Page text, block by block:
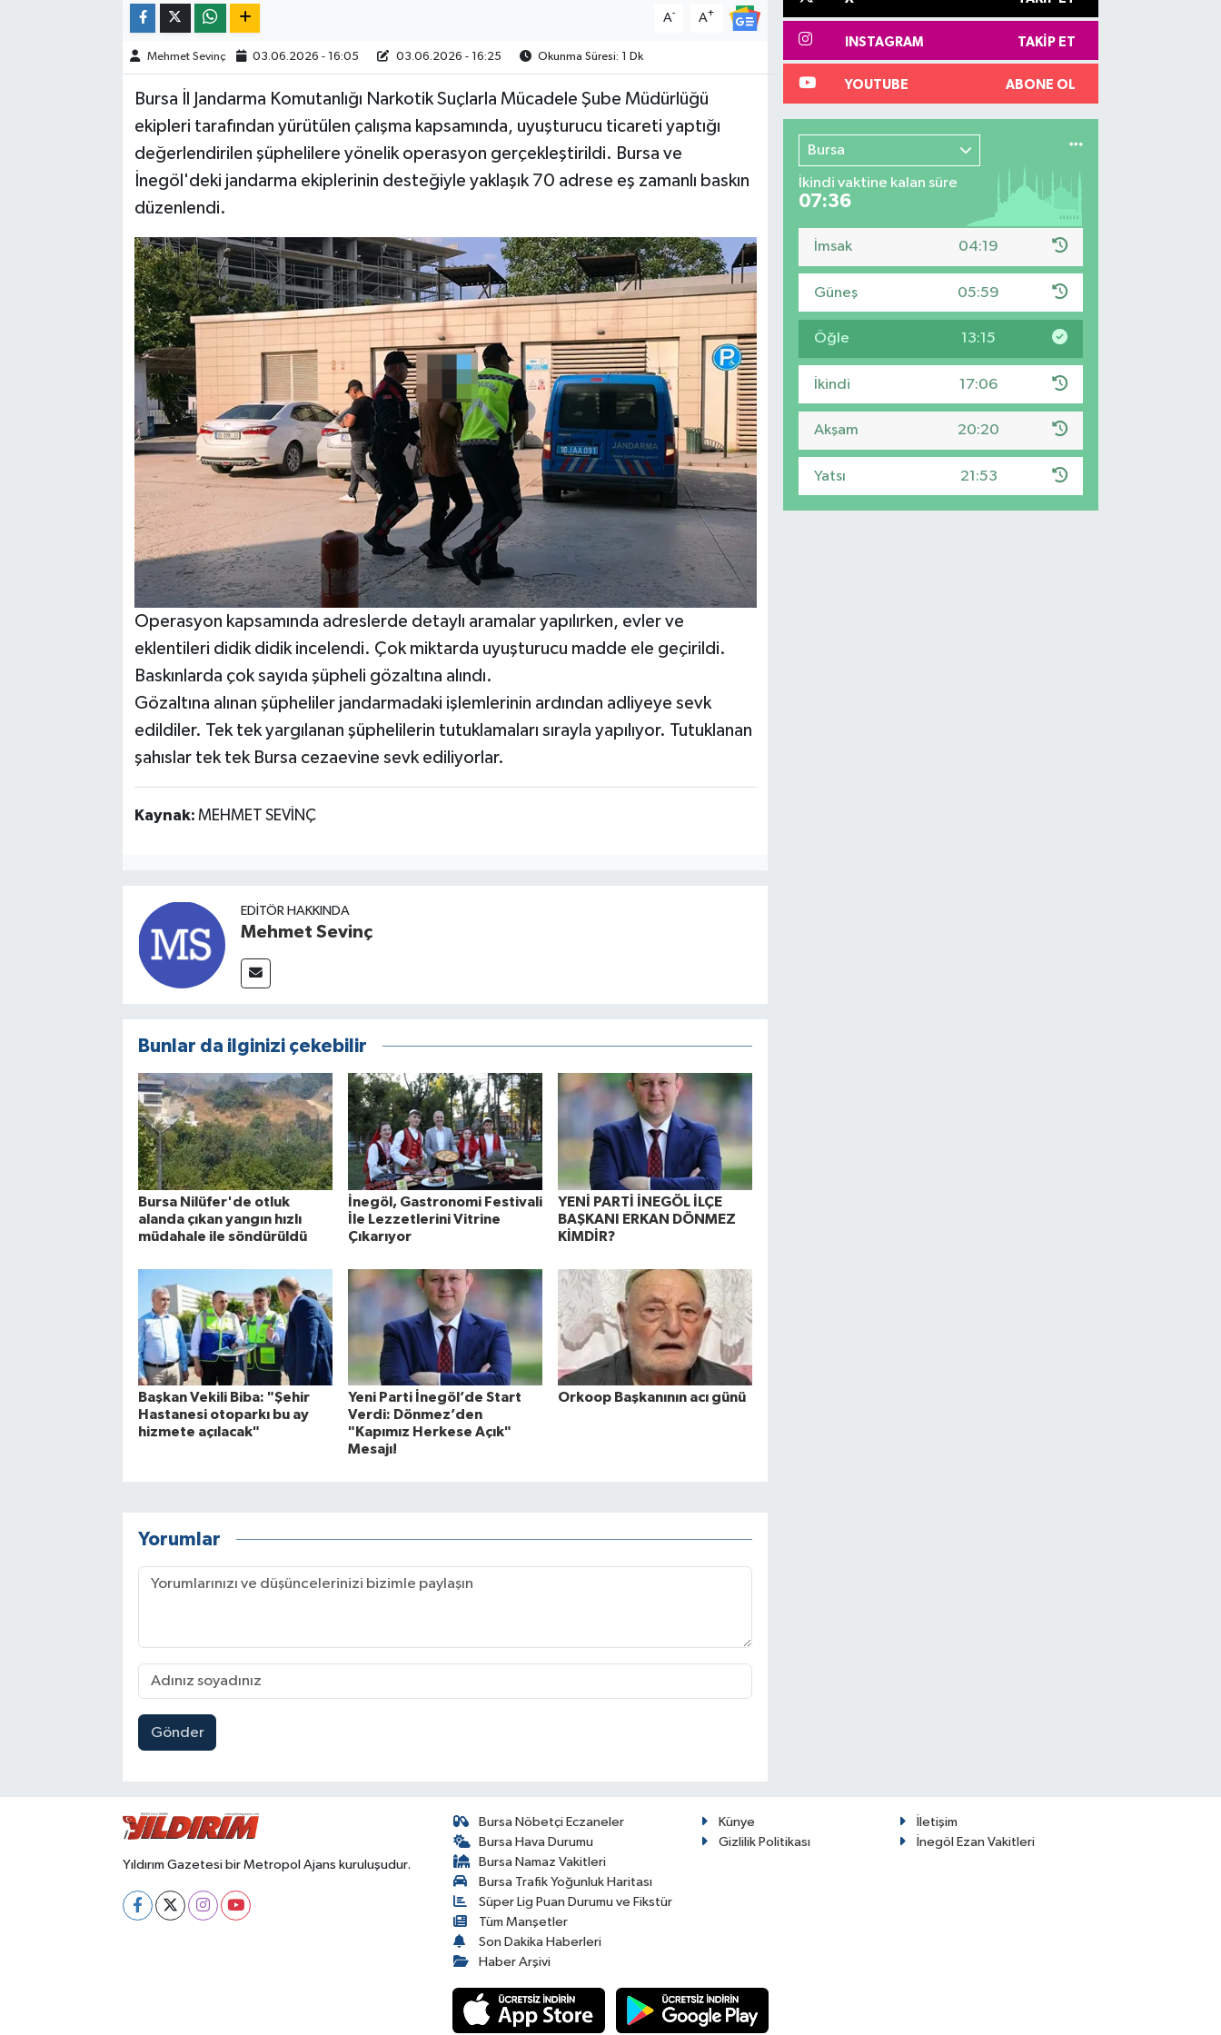
A- A+
Mehmet Sevinç 03.06.2026 - 16:05 03.06.2026 - 16:25 Okunma Süresi: 1 Dk
Bursa İl Jandarma Komutanlığı Narkotik Suçlarla Mücadele Şube Müdürlüğü
ekipleri tarafından yürütülen çalışma kapsamında, uyuşturucu ticareti yaptığı
değerlendirilen şüphelilere yönelik operasyon gerçekleştirildi. Bursa ve
İnegöl'deki jandarma ekiplerinin desteğiyle yaklaşık 70 adrese eş zamanlı baskın
düzenlendi.
Operasyon kapsamında adreslerde detaylı aramalar yapılırken, evler ve
eklentileri didik didik incelendi. Çok miktarda uyuşturucu madde ele geçirildi.
Baskınlarda çok sayıda şüpheli gözaltına alındı.
Gözaltına alınan şüpheliler jandarmadaki işlemlerinin ardından adliyeye sevk
edildiler. Tek tek yargılanan şüphelilerin tutuklamaları sırayla yapılıyor. Tutuklanan
şahıslar tek tek Bursa cezaevine sevk ediliyorlar.
Kaynak: MEHMET SEVİNÇ
EDITÖR HAKKINDA
Mehmet Sevinç
Bunlar da ilginizi çekebilir
Bursa Nilüfer'de otluk
alanda çıkan yangın hızlı
müdahale ile söndürüldü
İnegöl, Gastronomi Festivali
İle Lezzetlerini Vitrine
Çıkarıyor
YENİ PARTİ İNEGÖL İLÇE
BAŞKANI ERKAN DÖNMEZ
KİMDİR?
Başkan Vekili Biba: "Şehir
Hastanesi otoparkı bu ay
hizmete açılacak"
Yeni Parti İnegöl’de Start
Verdi: Dönmez’den
"Kapımız Herkese Açık"
Mesajı!
Orkoop Başkanının acı günü
Yorumlar
Gönder
INSTAGRAM TAKIP ET
YOUTUBE ABONE OL
Bursa
İkindi vaktine kalan süre
07:35
İmsak 04:19
Güneş 05:59
Öğle 13:15
İkindi 17:06
Akşam 20:20
Yatsı 21:53
Yıldırım Gazetesi bir Metropol Ajans kuruluşudur.
Bursa Nöbetçi Eczaneler
Bursa Hava Durumu
Bursa Namaz Vakitleri
Bursa Trafik Yoğunluk Haritası
Süper Lig Puan Durumu ve Fikstür
Tüm Manşetler
Son Dakika Haberleri
Haber Arşivi
Künye
İletişim
Gizlilik Politikası
İnegöl Ezan Vakitleri